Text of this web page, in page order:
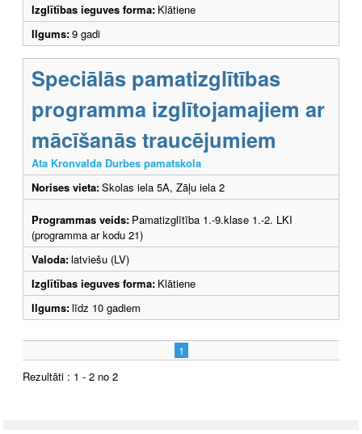
Izglītības ieguves forma: Klātiene
Ilgums:9 gadi
Speciālās pamatizglītības
programma izglītojamajiem ar
mācīšanās traucējumiem
Ata Kronvalda Durbes pamatskola
Norises vieta:Skolas iela 5A, Zāļu iela 2
Programmas veids: Pamatizglītība 1.-9.klase 1.-2. LKI
(programma ar kodu 21)
Valoda:latviešu (LV)
Izglītības ieguves forma: Klātiene
Ilgums:līdz 10 gadiem
1
Rezultāti : 1 - 2 no 2